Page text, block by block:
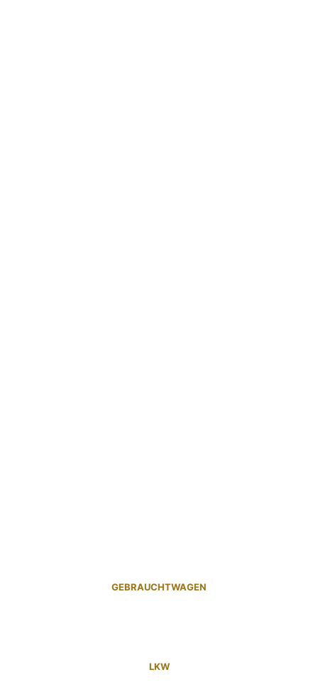
GEBRAUCHTWAGEN
LKW